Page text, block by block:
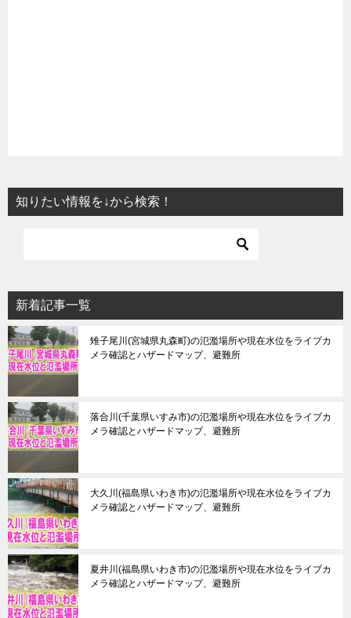
知りたい情報を↓から検索！
新着記事一覧
雉子尾川(宮城県丸森町)の氾濫場所や現在水位をライブカ
メラ確認とハザードマップ、避難所
落合川(千葉県いすみ市)の氾濫場所や現在水位をライブカ
メラ確認とハザードマップ、避難所
大久川(福島県いわき市)の氾濫場所や現在水位をライブカ
メラ確認とハザードマップ、避難所
夏井川(福島県いわき市)の氾濫場所や現在水位をライブカ
メラ確認とハザードマップ、避難所